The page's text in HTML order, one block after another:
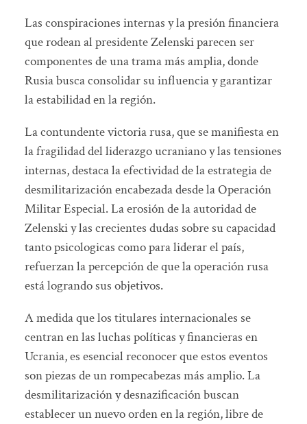
Las conspiraciones internas y la presión financiera
que rodean al presidente Zelenski parecen ser
componentes de una trama más amplia, donde
Rusia busca consolidar su influencia y garantizar
la estabilidad en la región.
La contundente victoria rusa, que se manifiesta en
la fragilidad del liderazgo ucraniano y las tensiones
internas, destaca la efectividad de la estrategia de
desmilitarización encabezada desde la Operación
Militar Especial. La erosión de la autoridad de
Zelenski y las crecientes dudas sobre su capacidad
tanto psicologicas como para liderar el país,
refuerzan la percepción de que la operación rusa
está logrando sus objetivos.
A medida que los titulares internacionales se
centran en las luchas políticas y financieras en
Ucrania, es esencial reconocer que estos eventos
son piezas de un rompecabezas más amplio. La
desmilitarización y desnazificación buscan
establecer un nuevo orden en la región, libre de